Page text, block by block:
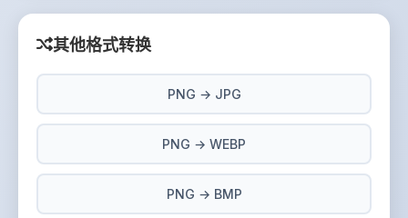
其他格式转换
PNG → JPG
PNG → WEBP
PNG → BMP